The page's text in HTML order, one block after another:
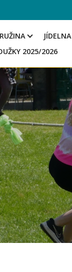
JÍDELNA
2025/2026